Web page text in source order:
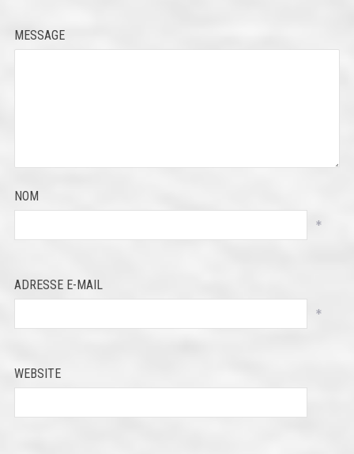
MESSAGE
NOM
*
ADRESSE E-MAIL
*
WEBSITE